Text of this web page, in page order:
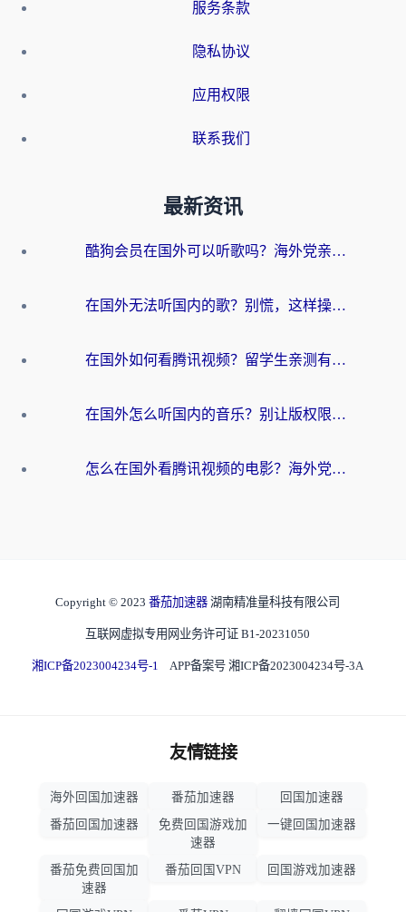
服务条款
隐私协议
应用权限
联系我们
最新资讯
酷狗会员在国外可以听歌吗？海外党亲测有效：3步解决音乐权限难题
在国外无法听国内的歌？别慌，这样操作就能畅听QQ音乐（附亲测加速器推荐）
在国外如何看腾讯视频？留学生亲测有效的回国加速方案
在国外怎么听国内的音乐？别让版权限制断了你的华语歌单
怎么在国外看腾讯视频的电影？海外党亲测有效的回国加速指南
Copyright © 2023 番茄加速器 湖南精准量科技有限公司
互联网虚拟专用网业务许可证 B1-20231050
湘ICP备2023004234号-1 APP备案号 湘ICP备2023004234号-3A
友情链接
海外回国加速器 番茄加速器
回国加速器
番茄回国加速器
免费回国游戏加
速器
一键回国加速器
番茄免费回国加
速器
番茄回国VPN 回国游戏加速器